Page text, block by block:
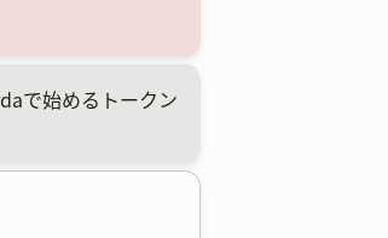
で始めるトークン